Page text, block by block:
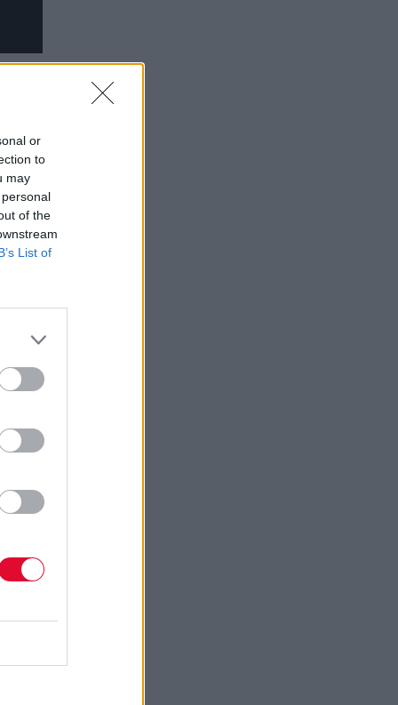
or
to
may
of the
List of